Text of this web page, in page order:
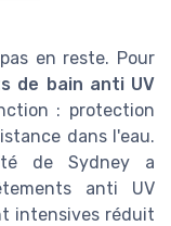
en reste. Pour
de bain anti UV
: protection
dans l'eau.
de Sydney a
anti UV
intensives réduit